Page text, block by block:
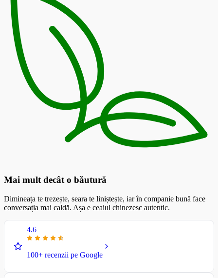
Mai mult decât o băutură
Dimineața te trezește, seara te liniștește, iar în companie bună face
conversația mai caldă. Așa e ceaiul chinezesc autentic.
4.6
100+ recenzii pe Google